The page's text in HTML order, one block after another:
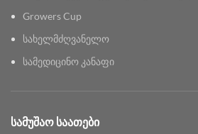
Growers Cup
სახელმძღვანელო
სამედიცინო კანაფი
ᲡᲐᲛᲣᲨᲐᲝ ᲡᲐᲐᲗᲔᲑᲘ